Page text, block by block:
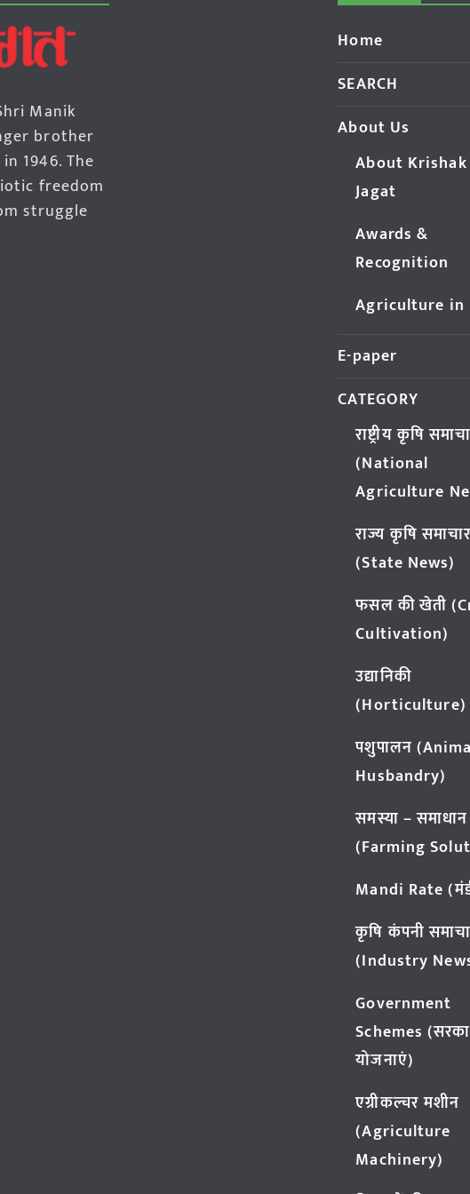
Manik
brother
1946. The
freedom
struggle
Home
SEARCH
About Us
About Krishak
Jagat
Awards &
Recognition
Agriculture in
E-paper
CATEGORY
राष्ट्रीय कृषि
(National
Agriculture
राज्य कृषि समाचार
(State News)
फसल की खेती
Cultivation)
उद्यानिकी
(Horticulture)
पशुपालन
Husbandry)
समस्या – समाधान
(Farming
Mandi Rate
कृषि कंपनी
(Industry
Government
Schemes
योजनाएं)
एग्रीकल्चर मशीन
(Agriculture
Machinery)